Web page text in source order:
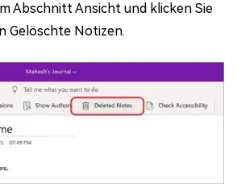
Abschnitt Ansicht und klicken Sie
Gelöschte Notizen.